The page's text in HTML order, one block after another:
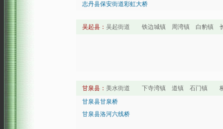
志丹县保安街道彩虹大桥
吴起县： 吴起街道 铁边城镇 周湾镇 白豹镇
甘泉县： 美水街道 下寺湾镇 道镇 石门镇
甘泉县甘泉桥
甘泉县洛河六线桥